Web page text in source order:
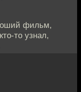
фильм,
то узнал,